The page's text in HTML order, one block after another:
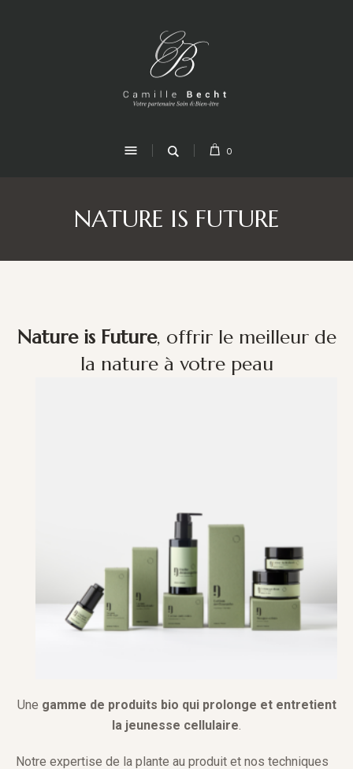
0
NATURE IS FUTURE
Nature is Future, offrir le meilleur de
la nature à votre peau
Une gamme de produits bio qui prolonge et entretient
la jeunesse cellulaire.
Notre expertise de la plante au produit et nos techniques